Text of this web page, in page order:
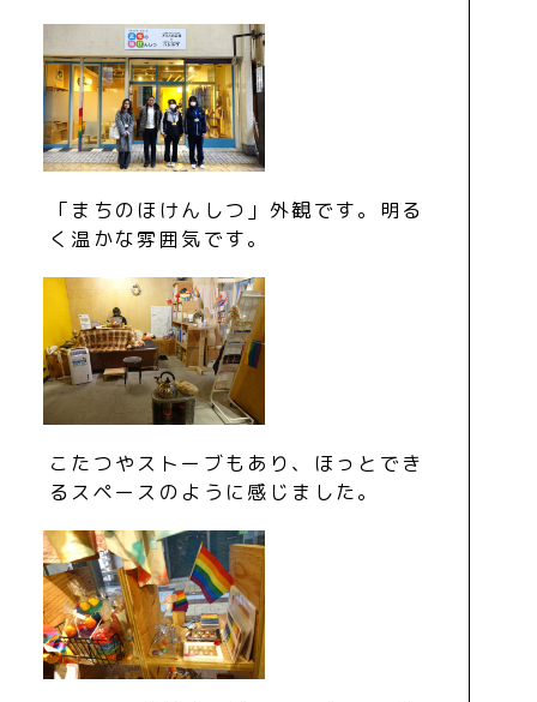
「まちのほけんしつ」外観です。明る
く温かな雰囲気です。
こたつやストーブもあり、ほっとでき
るスペースのように感じました。